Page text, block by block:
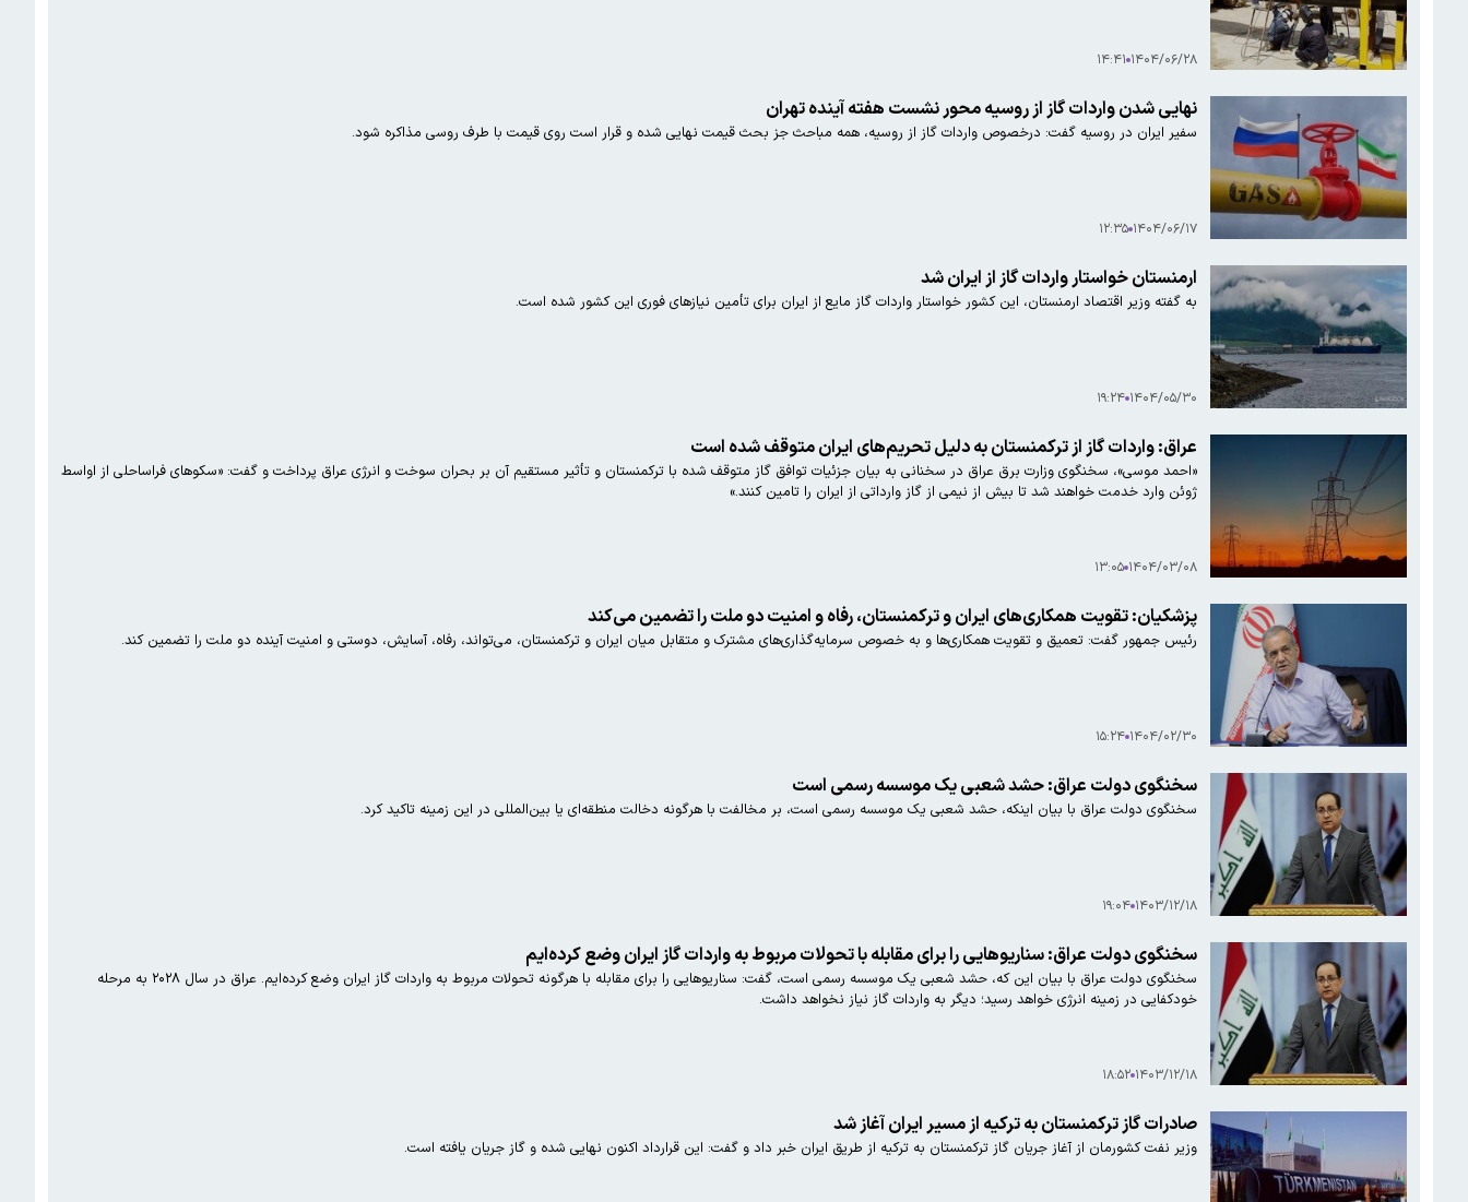
۱۴۰۴/۰۶/۲۸ ۱۴:۴۱
نهایی شدن واردات گاز از روسیه محور نشست هفته آینده تهران
سفیر ایران در روسیه گفت: درخصوص واردات گاز از روسیه، همه مباحث جز بحث قیمت نهایی شده و قرار است روی قیمت با طرف روسی مذاکره شود.
۱۴۰۴/۰۶/۱۷ ۱۲:۳۵
ارمنستان خواستار واردات گاز از ایران شد
به گفته وزیر اقتصاد ارمنستان، این کشور خواستار واردات گاز مایع از ایران برای تأمین نیازهای فوری این کشور شده است.
۱۴۰۴/۰۵/۳۰ ۱۹:۲۴
عراق: واردات گاز از ترکمنستان به دلیل تحریم‌های ایران متوقف شده است
«احمد موسی»، سخنگوی وزارت برق عراق در سخنانی به بیان جزئیات توافق گاز متوقف شده با ترکمنستان و تأثیر مستقیم آن بر بحران سوخت و انرژی عراق پرداخت و گفت: «سکوهای فراساحلی از اواسط
ژوئن وارد خدمت خواهند شد تا بیش از نیمی از گاز وارداتی از ایران را تامین کنند.»
۱۴۰۴/۰۳/۰۸ ۱۳:۰۵
پزشکیان: تقویت همکاری‌های ایران و ترکمنستان، رفاه و امنیت دو ملت را تضمین می‌کند
رئیس جمهور گفت: تعمیق و تقویت همکاری‌ها و به خصوص سرمایه‌گذاری‌های مشترک و متقابل میان ایران و ترکمنستان، می‌تواند، رفاه، آسایش، دوستی و امنیت آینده دو ملت را تضمین کند.
۱۴۰۴/۰۲/۳۰ ۱۵:۲۴
سخنگوی دولت عراق: حشد شعبی یک موسسه رسمی است
سخنگوی دولت عراق با بیان اینکه، حشد شعبی یک موسسه رسمی است، بر مخالفت با هرگونه دخالت منطقه‌ای یا بین‌المللی در این زمینه تاکید کرد.
۱۴۰۳/۱۲/۱۸ ۱۹:۰۴
سخنگوی دولت عراق: سناریوهایی را برای مقابله با تحولات مربوط به واردات گاز ایران وضع کرده‌ایم
سخنگوی دولت عراق با بیان این که، حشد شعبی یک موسسه رسمی است، گفت: سناریوهایی را برای مقابله با هرگونه تحولات مربوط به واردات گاز ایران وضع کرده‌ایم. عراق در سال ۲۰۲۸ به مرحله
خودکفایی در زمینه انرژی خواهد رسید؛ دیگر به واردات گاز نیاز نخواهد داشت.
۱۴۰۳/۱۲/۱۸ ۱۸:۵۲
صادرات گاز ترکمنستان به ترکیه از مسیر ایران آغاز شد
وزیر نفت کشورمان از آغاز جریان گاز ترکمنستان به ترکیه از طریق ایران خبر داد و گفت: این قرارداد اکنون نهایی شده و گاز جریان یافته است.